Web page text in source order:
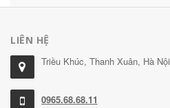
LIÊN HỆ
Triều Khúc, Thanh Xuân, Hà Nội
0965.68.68.11